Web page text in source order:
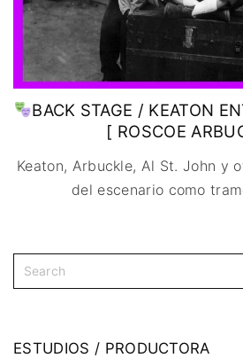
FANTÁSTICO
MUSICAL
TERROR
TARJETA
DIGITAL
BACK STAGE / KEATON
[ ROSCOE
Keaton, Arbuckle, Al St. John y
del escenario como
ESTUDIOS / PRODUCTORA